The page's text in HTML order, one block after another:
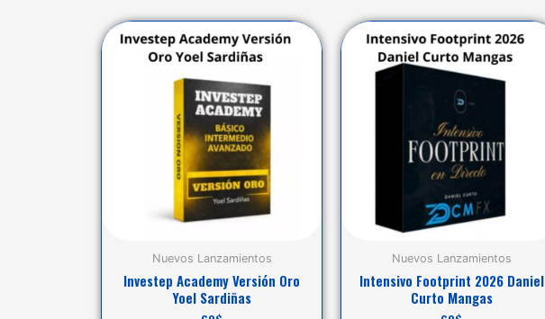
Nuevos Lanzamientos
Investep Academy Versión Oro
Yoel Sardiñas
Nuevos Lanzamientos
Intensivo Footprint 2026 Daniel
Curto Mangas